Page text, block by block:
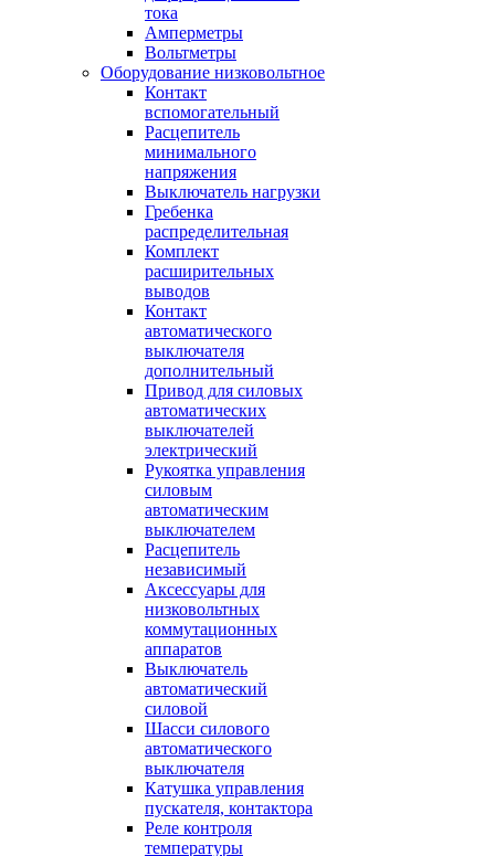
тока
Амперметры
Вольтметры
Оборудование низковольтное
Контакт
вспомогательный
Расцепитель
минимального
напряжения
Выключатель нагрузки
Гребенка
распределительная
Комплект
расширительных
выводов
Контакт
автоматического
выключателя
дополнительный
Привод для силовых
автоматических
выключателей
электрический
Рукоятка управления
силовым
автоматическим
выключателем
Расцепитель
независимый
Аксессуары для
низковольтных
коммутационных
аппаратов
Выключатель
автоматический
силовой
Шасси силового
автоматического
выключателя
Катушка управления
пускателя, контактора
Реле контроля
температуры